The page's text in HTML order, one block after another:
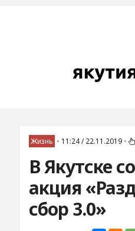
Жизнь • 11:24 / 22.11.2019 •
В Якутске
акция
сбор 3.0»